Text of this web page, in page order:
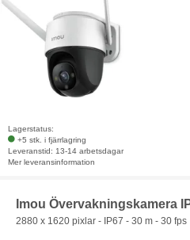
Lagerstatus:
+5 stk. i fjärrlagring
Leveranstid: 13-14 arbetsdagar
Mer leveransinformation
Imou Övervakningskamera
2880 x 1620 pixlar - IP67 - 30 m - 30 fps